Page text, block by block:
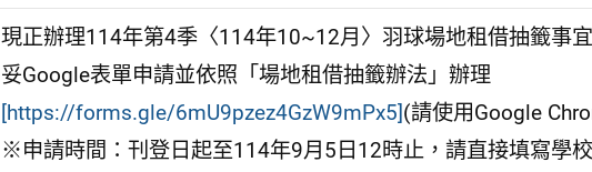
現正辦理114年第4季〈114年10~12月〉羽球場地租借抽籤事
妥Google表單申請並依照「場地租借抽籤辦法」辦理
[https://forms.gle/6mU9pzez4GzW9mPx5](請使用Google
※申請時間：刊登日起至114年9月5日12時止，請直接填寫學